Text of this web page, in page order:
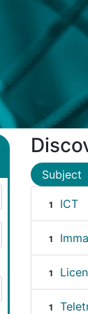
Subject
1 ICT
1
1
1